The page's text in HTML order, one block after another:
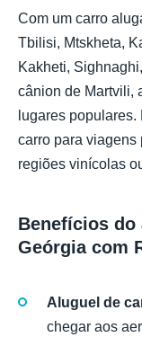
Com um carro
Tbilisi, Mtskheta,
Kakheti,
cânion de Martvili,
lugares
carro para viagens
regiões vinícolas
Benefícios do
Geórgia com
Aluguel de
chegar aos